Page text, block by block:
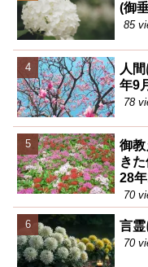
(御
85
人
年9
78
御
き
28
70
言
70